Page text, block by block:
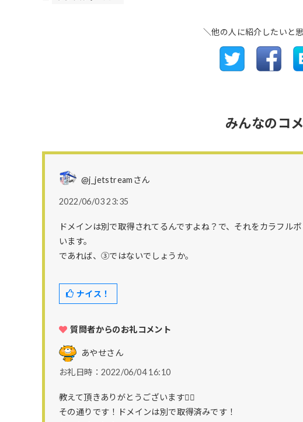
＼他の人に紹介したいと
みんなのコ
@j_jetstreamさん
2022/06/03 23:35
ドメインは別で取得されてるんですよね？で、それをカラフ
います。
であれば、③ではないでしょうか。
ナイス！
質問者からのお礼コメント
あやせさん
お礼日時：2022/06/04 16:10
教えて頂きありがとうございます🙇‍♀️
その通りです！ドメインは別で取得済みです！